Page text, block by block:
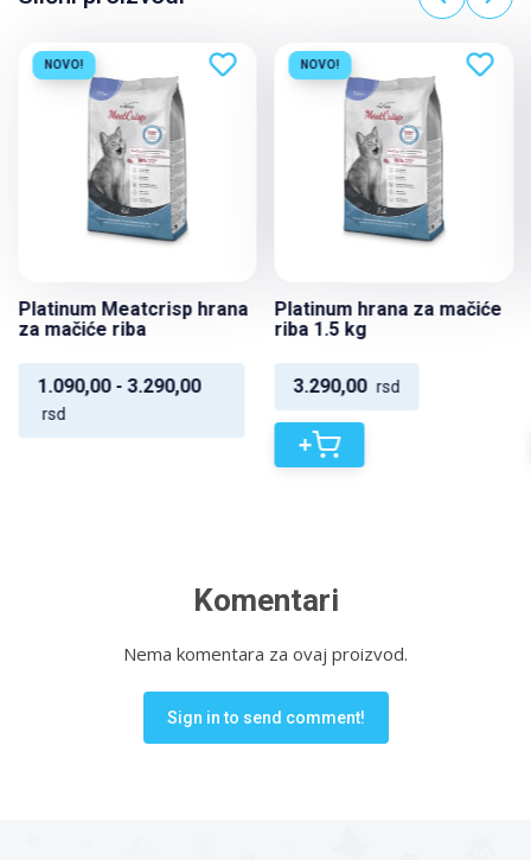
NOVO!
Platinum Meatcrisp hrana
za mačiće riba
1.090,00 - 3.290,00
rsd
NOVO!
Platinum hrana za mačiće
riba 1.5 kg
3.290,00 rsd
+
Komentari
Nema komentara za ovaj proizvod.
Sign in to send comment!